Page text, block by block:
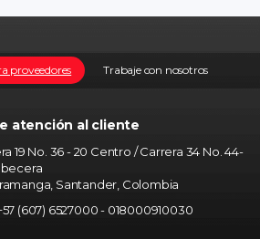
Trabaje con nosotros
proveedores
atención al cliente
19 No. 36 - 20 Centro / Carrera 34 No. 44-
Santander, Colombia
(607) 6527000 - 018000910030